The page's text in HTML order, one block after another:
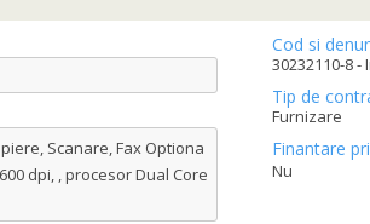
Scanare, Fax Optiona
dpi, , procesor Dual Core
Cod si
30232110-8
Tip de
Furnizare
Finantare
Nu